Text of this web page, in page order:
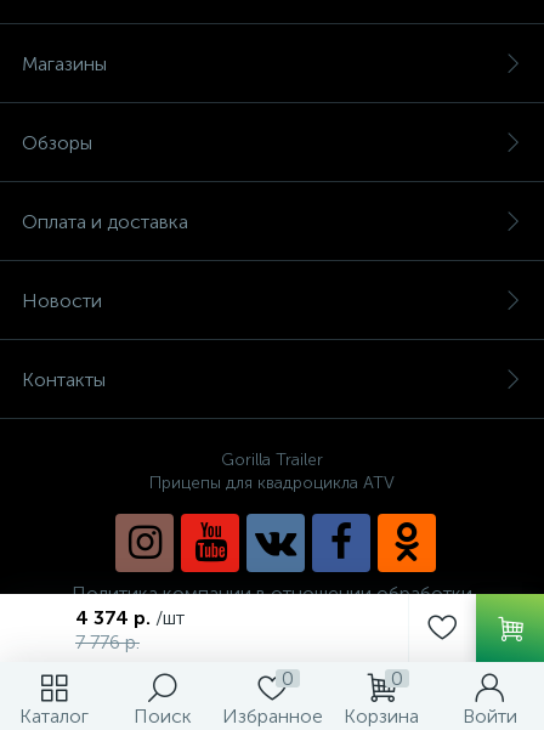
Каталог Поиск
0
Избранное
0
Корзина
Войти
4 374 р. /шт
7 776 р.
Магазины
Обзоры
Оплата и доставка
Новости
Контакты
Gorilla Trailer
Прицепы для квадроцикла ATV
Политика компании в отношении обработки
персональных данных